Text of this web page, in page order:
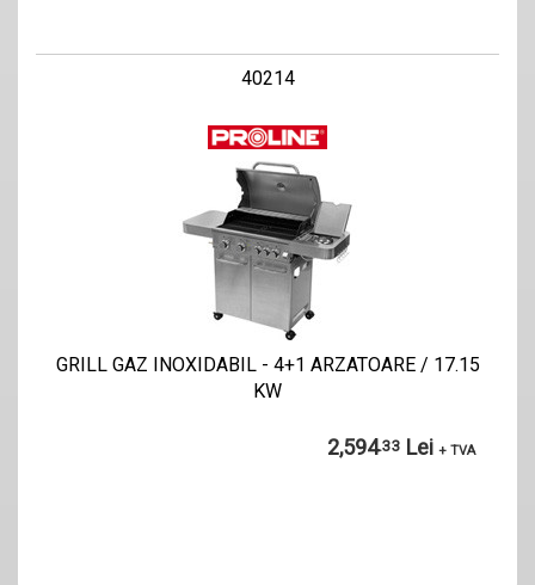
40214
GRILL GAZ INOXIDABIL - 4+1 ARZATOARE / 17.15
KW
2,594.33 Lei + TVA